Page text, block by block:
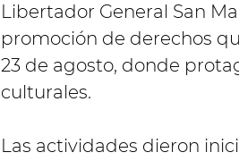
Libertador General San
promoción de derechos
23 de agosto, donde
culturales.
Las actividades dieron